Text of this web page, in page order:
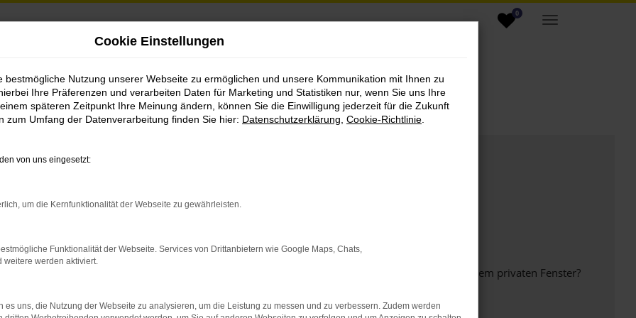
0
bestimmter Seiten verhindern. Funktioniert die Seite in einem anderen Browser oder in einem privaten Fenster?
beheben.
Cookie Einstellungen
bestmögliche Nutzung unserer Webseite zu ermöglichen und unsere Kommunikation mit Ihnen zu
Ihre Präferenzen und verarbeiten Daten für Marketing und Statistiken nur, wenn Sie uns Ihre
späteren Zeitpunkt Ihre Meinung ändern, können Sie die Einwilligung jederzeit für die Zukunft
zum Umfang der Datenverarbeitung finden Sie hier: Datenschutzerklärung Cookie-Richtlinie
von uns eingesetzt:
um die Kernfunktionalität der Webseite zu gewährleisten.
Funktionalität der Webseite. Services von Drittanbietern wie Google Maps, Chats,
weitere werden aktiviert.
es uns, die Nutzung der Webseite zu analysieren, um die Leistung zu messen und zu verbessern. Zudem werden